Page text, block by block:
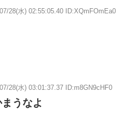
28(水) 02:55:05.40 ID:XQmFOmEa0
28(水) 03:01:37.37 ID:m8GN9cHF0
うなよ